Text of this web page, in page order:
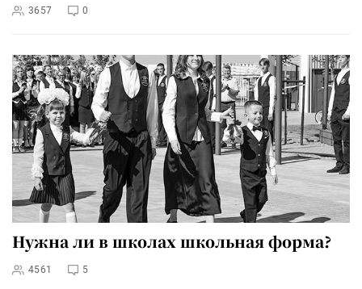
3657 0
Нужна ли в школах школьная форма?
4561 5